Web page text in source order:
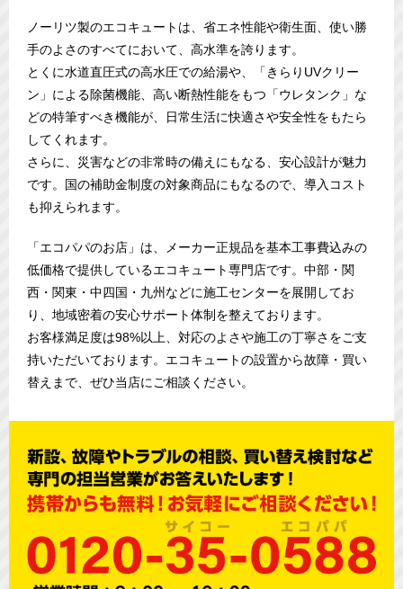
ノーリツ製のエコキュートは、省エネ性能や衛生面、使い勝
手のよさのすべてにおいて、高水準を誇ります。
とくに水道直圧式の高水圧での給湯や、「きらりUVクリー
ン」による除菌機能、高い断熱性能をもつ「ウレタンク」な
どの特筆すべき機能が、日常生活に快適さや安全性をもたら
してくれます。
さらに、災害などの非常時の備えにもなる、安心設計が魅力
です。国の補助金制度の対象商品にもなるので、導入コスト
も抑えられます。
「エコパパのお店」は、メーカー正規品を基本工事費込みの
低価格で提供しているエコキュート専門店です。中部・関
西・関東・中四国・九州などに施工センターを展開してお
り、地域密着の安心サポート体制を整えております。
お客様満足度は98%以上、対応のよさや施工の丁寧さをご支
持いただいております。エコキュートの設置から故障・買い
替えまで、ぜひ当店にご相談ください。